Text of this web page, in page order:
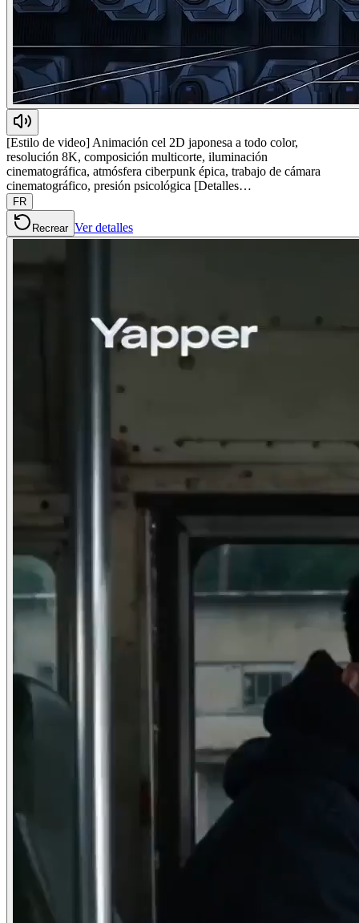
[Estilo de video] Animación cel 2D japonesa a todo color,
resolución 8K, composición multicorte, iluminación
cinematográfica, atmósfera ciberpunk épica, trabajo de cámara
cinematográfico, presión psicológica [Detalles…
FR
Recrear Ver detalles